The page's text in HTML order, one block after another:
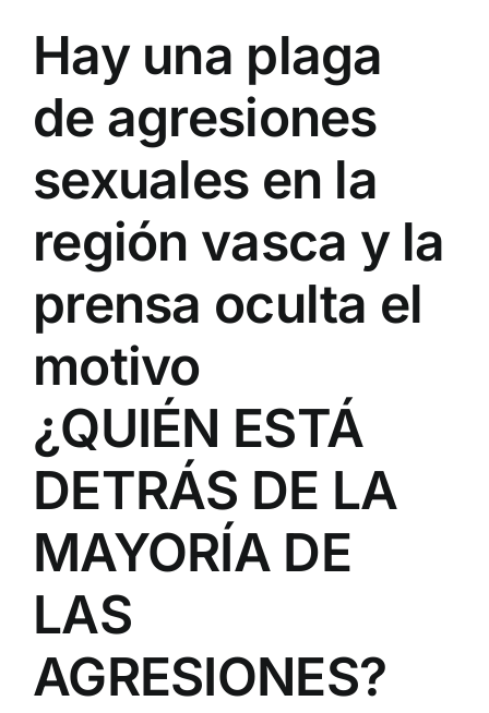
Hay una plaga
de agresiones
sexuales en la
región vasca y la
prensa oculta el
motivo
¿QUIÉN ESTÁ
DETRÁS DE LA
MAYORÍA DE
LAS
AGRESIONES?